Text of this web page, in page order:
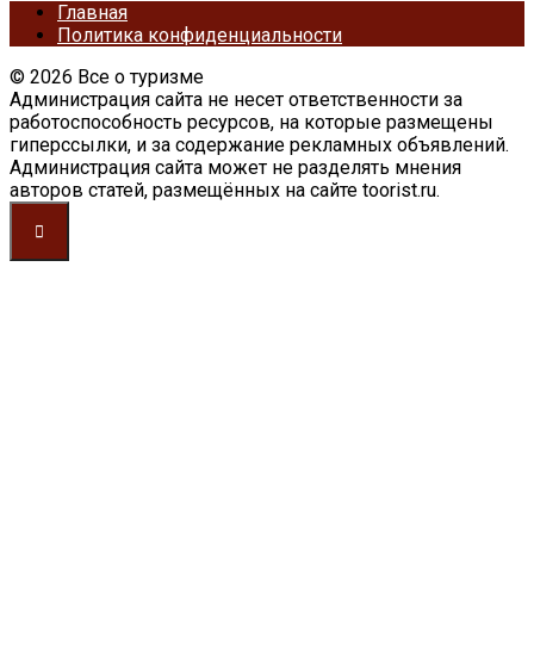
Главная
Политика конфиденциальности
© 2026 Все о туризме
Администрация сайта не несет ответственности за
работоспособность ресурсов, на которые размещены
гиперссылки, и за содержание рекламных объявлений.
Администрация сайта может не разделять мнения
авторов статей, размещённых на сайте toorist.ru.